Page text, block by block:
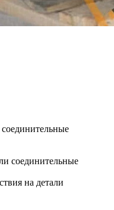
соединительные
на детали